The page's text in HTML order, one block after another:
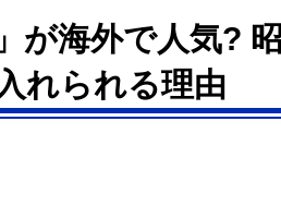
が海外で人気?
れられる理由